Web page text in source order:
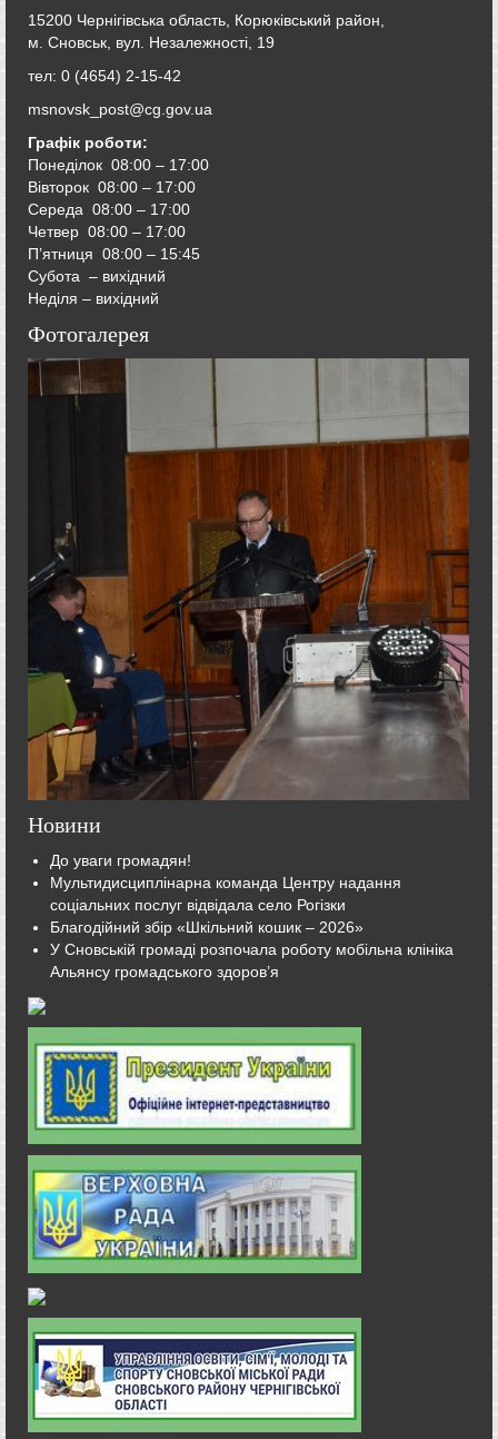
15200 Чернігівська область, Корюківський район,
м. Сновськ, вул. Незалежності, 19
тел: 0 (4654) 2-15-42
msnovsk_post@cg.gov.ua
Графік роботи:
Понеділок 08:00 – 17:00
Вівторок 08:00 – 17:00
Середа 08:00 – 17:00
Четвер 08:00 – 17:00
П’ятниця 08:00 – 15:45
Субота – вихідний
Неділя – вихідний
Фотогалерея
Новини
До уваги громадян!
Мультидисциплінарна команда Центру надання
соціальних послуг відвідала село Рогізки
Благодійний збір «Шкільний кошик – 2026»
У Сновській громаді розпочала роботу мобільна клініка
Альянсу громадського здоров’я